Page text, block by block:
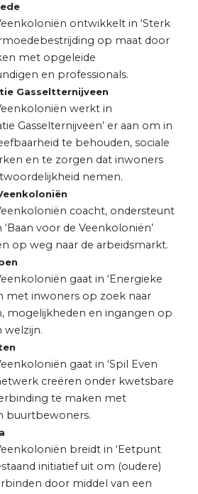
ontwikkelt in ‘Sterk
op maat door
met opgeleide
en professionals.
Gasseltternijveen
werkt in
Gasselternijveen’ er aan om in
te behouden, sociale
en te zorgen dat inwoners
nemen.
coacht, ondersteunt
voor de Veenkoloniën’
op weg naar de arbeidsmarkt.
gaat in ‘Energieke
met inwoners op zoek naar
mogelijkheden en ingangen op
welzijn.
gaat in ‘Spil Even
creëren onder kwetsbare
te maken met
buurtbewoners.
breidt in ‘Eetpunt
initiatief uit om (oudere)
door middel van een